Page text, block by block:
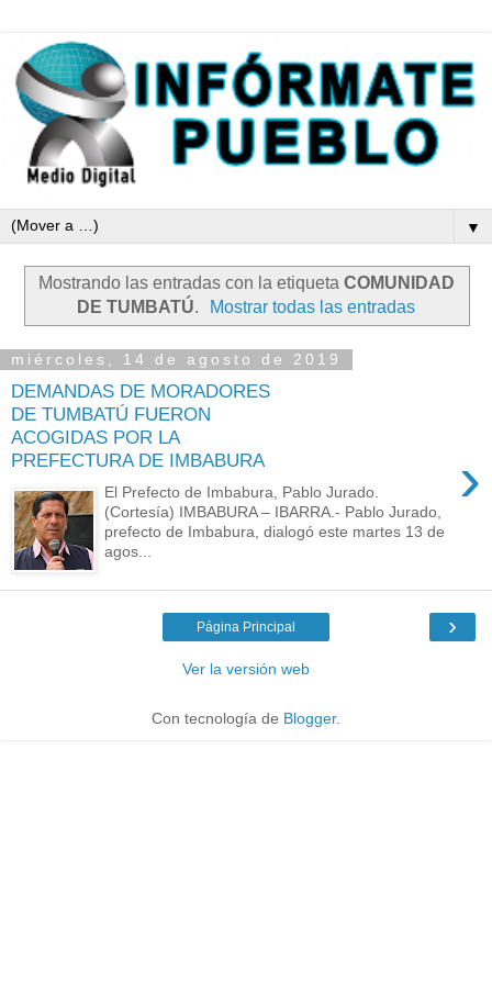
▼
Mostrando las entradas con la etiqueta COMUNIDAD
DE TUMBATÚ. Mostrar todas las entradas
miércoles, 14 de agosto de 2019
DEMANDAS DE MORADORES
DE TUMBATÚ FUERON
ACOGIDAS POR LA
PREFECTURA DE IMBABURA
›
El Prefecto de Imbabura, Pablo Jurado.
(Cortesía) IMBABURA – IBARRA.- Pablo Jurado,
prefecto de Imbabura, dialogó este martes 13 de
agos...
›
Página Principal
Ver la versión web
Con tecnología de Blogger.